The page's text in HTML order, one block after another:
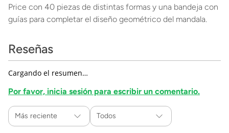
Price con 40 piezas de distintas formas y una bandeja con
guías para completar el diseño geométrico del mandala.
Reseñas
Cargando el resumen…
Por favor, inicia sesión para escribir un comentario.
Más reciente Todos